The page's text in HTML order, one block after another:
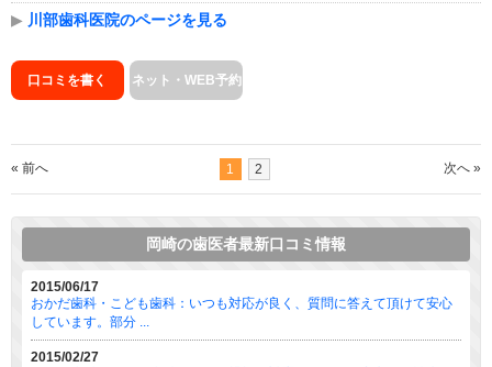
▶ 川部歯科医院のページを見る
口コミを書く ネット・WEB予約
« 前へ 1 2 次へ »
岡崎の歯医者最新口コミ情報
2015/06/17
おかだ歯科・こども歯科：いつも対応が良く、質問に答えて頂けて安心
しています。部分 ...
2015/02/27